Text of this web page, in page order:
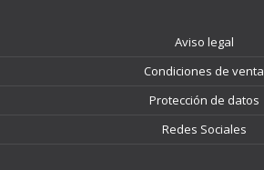
Aviso legal
Condiciones de venta
Protección de datos
Redes Sociales